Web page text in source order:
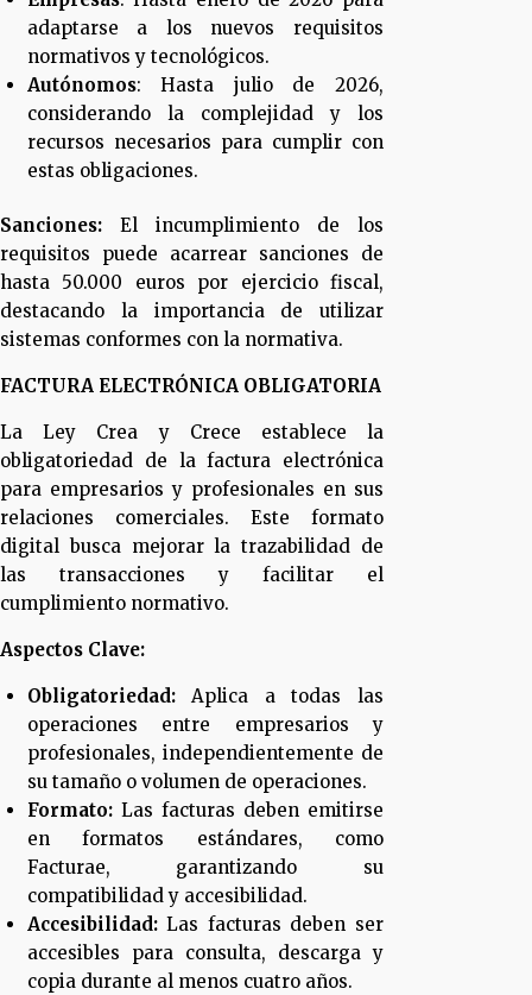
adaptarse a los nuevos requisitos
normativos y tecnológicos.
Autónomos: Hasta julio de 2026,
considerando la complejidad y los
recursos necesarios para cumplir con
estas obligaciones.
Sanciones: El incumplimiento de los
requisitos puede acarrear sanciones de
hasta 50.000 euros por ejercicio fiscal,
destacando la importancia de utilizar
sistemas conformes con la normativa.
FACTURA ELECTRÓNICA OBLIGATORIA
La Ley Crea y Crece establece la
obligatoriedad de la factura electrónica
para empresarios y profesionales en sus
relaciones comerciales. Este formato
digital busca mejorar la trazabilidad de
las transacciones y facilitar el
cumplimiento normativo.
Aspectos Clave:
Obligatoriedad:Aplica a todas las
operaciones entre empresarios y
profesionales, independientemente de
su tamaño o volumen de operaciones.
Formato:Las facturas deben emitirse
en formatos estándares, como
Facturae, garantizando su
compatibilidad y accesibilidad.
Accesibilidad:Las facturas deben ser
accesibles para consulta, descarga y
copia durante al menos cuatro años.